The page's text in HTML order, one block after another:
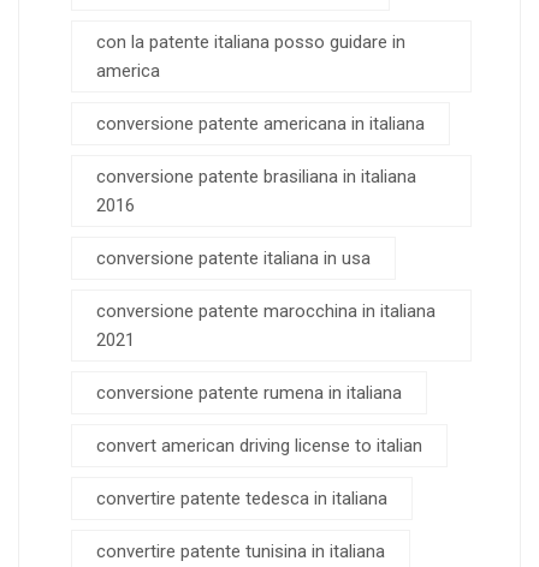
con la patente italiana posso guidare in
america
conversione patente americana in italiana
conversione patente brasiliana in italiana
2016
conversione patente italiana in usa
conversione patente marocchina in italiana
2021
conversione patente rumena in italiana
convert american driving license to italian
convertire patente tedesca in italiana
convertire patente tunisina in italiana